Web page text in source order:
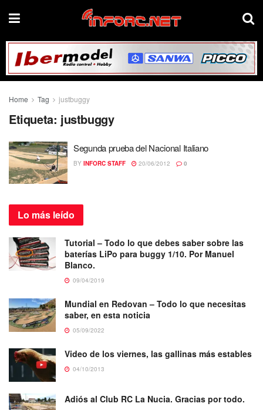
Home Tag justbuggy
Etiqueta: justbuggy
Segunda prueba del Nacional Italiano
BY INFORC STAFF 20/06/2012 0
Lo más leído
Tutorial – Todo lo que debes saber sobre las
baterías LiPo para buggy 1/10. Por Manuel
Blanco.
09/04/2019
Mundial en Redovan – Todo lo que necesitas
saber, en esta noticia
05/09/2022
Video de los viernes, las gallinas más estables
04/10/2013
Adiós al Club RC La Nucia. Gracias por todo.